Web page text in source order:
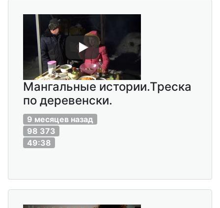
Мангальные истории.Треска
по деревенски.
9 месяцев назад
98 373
49:38